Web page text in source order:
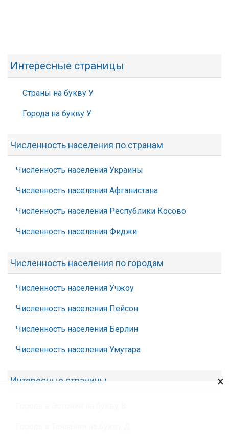
Интересные страницы
Страны на букву У
Города на букву У
Численность населения по странам
Численность населения Украины
Численность населения Афганистана
Численность населения Республики Косово
Численность населения Фиджи
Численность населения по городам
Численность населения Учжоу
Численность населения Пейсон
Численность населения Берлин
Численность населения Умутара
Интересные страницы ×